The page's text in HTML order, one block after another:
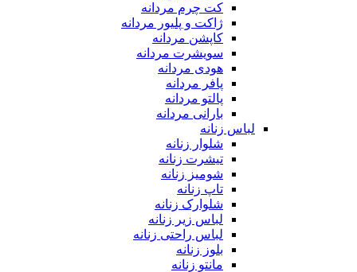
کت چرم مردانه
ژاکت و پلیور مردانه
کاپشن مردانه
سویشرت مردانه
هودی مردانه
پافر مردانه
پالتو مردانه
بارانی مردانه
لباس زنانه
شلوار زنانه
تیشرت زنانه
شومیز زنانه
تاپ زنانه
شلوارک زنانه
لباس زیر زنانه
لباس راحتی زنانه
بلوز زنانه
مانتو زنانه